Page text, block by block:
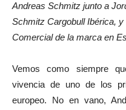
Andreas Schmitz junto a
Schmitz Cargobull Ibérica,
Comercial de la marca en
Vemos como siempre
vivencia de uno de los
europeo. No en vano,